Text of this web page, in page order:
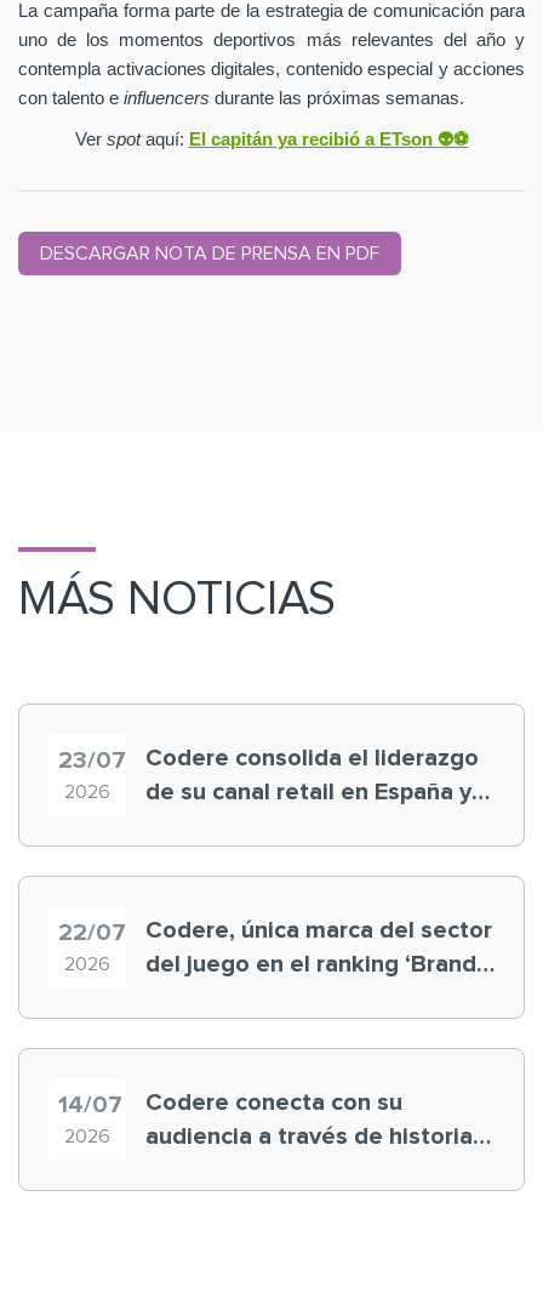
La campaña forma parte de la estrategia de comunicación para
uno de los momentos deportivos más relevantes del año y
contempla activaciones digitales, contenido especial y acciones
con talento e influencers durante las próximas semanas.
Ver spotaquí: El capitán ya recibió a ETson 👽⚽️
DESCARGAR NOTA DE PRENSA EN PDF
MÁS NOTICIAS
23/07
2026
Codere consolida el liderazgo
de su canal retail en España y
22/07
2026
Codere, única marca del sector
del juego en el ranking ‘Brand
14/07
2026
Codere conecta con su
audiencia a través de historias